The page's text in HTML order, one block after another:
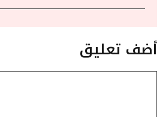
أضف تعليق